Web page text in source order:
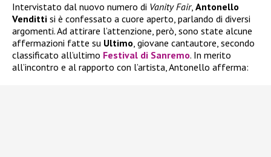
Intervistato dal nuovo numero di Vanity Fair, Antonello
Venditti si è confessato a cuore aperto, parlando di diversi
argomenti. Ad attirare l’attenzione, però, sono state alcune
affermazioni fatte su Ultimo, giovane cantautore, secondo
classificato all’ultimo Festival di Sanremo. In merito
all’incontro e al rapporto con l’artista, Antonello afferma: